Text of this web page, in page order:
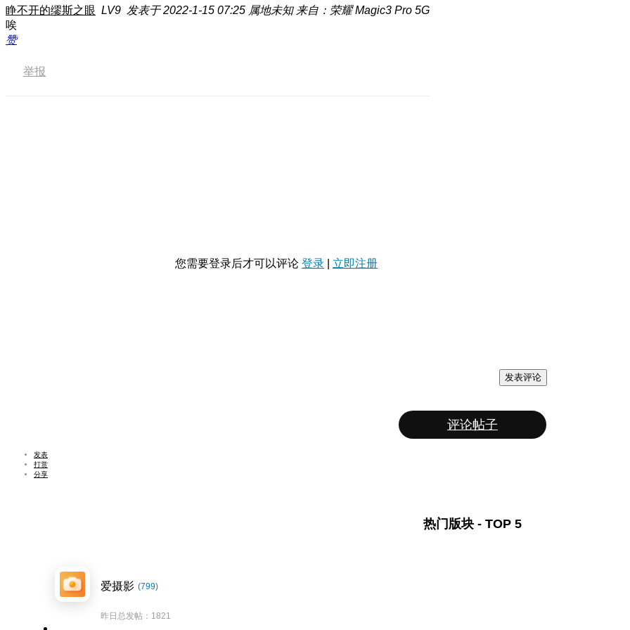
睁不开的缪斯之眼 LV9 发表于 2022-1-15 07:25 属地未知 来自：荣耀 Magic3 Pro 5G
唉
赞
举报
您需要登录后才可以评论 登录 立即注册
发表评论
评论帖子
发表
打赏
分享
热门版块 - TOP 5
爱摄影 (799)
昨日总发帖：1821